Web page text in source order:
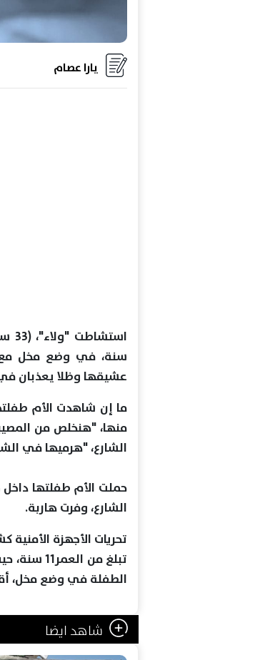
يارا عصام
سنة، في وضع مخل مع
عشيقها وظلا يعذبان
ما إن شاهدت الأم
منها، "هنخلص من
الشارع، "هرميها في
حملت الأم طفلتها داخل
الشارع، وفرت هاربة.
تحريات الأجهزة
تبلغ من
الطفلة في وضع مخل،
شاهد ايضا